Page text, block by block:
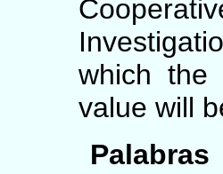
which the
value will
Palabras